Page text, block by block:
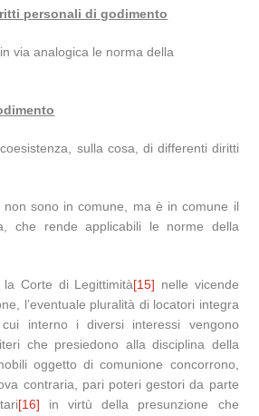
personali di godimento
via analogica le norma della
sulla cosa, di differenti diritti
sono in comune, ma è in comune il
che rende applicabili le norme della
Corte di Legittimità[15] nelle vicende
l’eventuale pluralità di locatori integra
interno i diversi interessi vengono
che presiedono alla disciplina della
oggetto di comunione concorrono,
contraria, pari poteri gestori da parte
[16] in virtù della presunzione che